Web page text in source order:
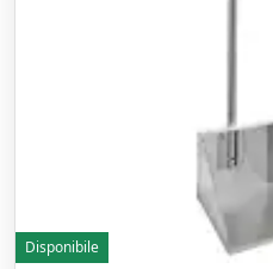
Disponibile